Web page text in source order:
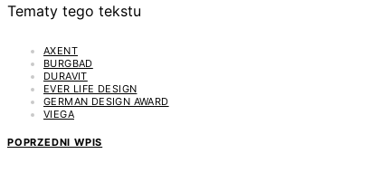
Tematy tego tekstu
AXENT
BURGBAD
DURAVIT
EVER LIFE DESIGN
GERMAN DESIGN AWARD
VIEGA
POPRZEDNI WPIS